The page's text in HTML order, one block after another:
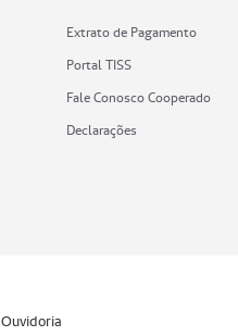
Extrato de Pagamento
Portal TISS
Fale Conosco Cooperado
Declarações
Ouvidoria